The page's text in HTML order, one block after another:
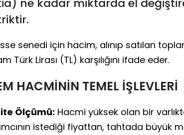
senedi için hacim, alınıp satılan
Türk Lirası (TL) karşılığını ifade eder.
HACMİNİN TEMEL İŞLEVLERİ
Ölçümü: Hacmi yüksek olan bir
istediği fiyattan, tahtada büyük